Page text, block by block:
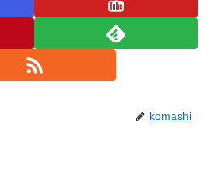
komashi